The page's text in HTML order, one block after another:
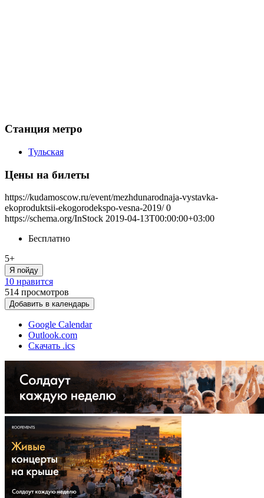
Станция метро
Тульская
Цены на билеты
https://kudamoscow.ru/event/mezhdunarodnaja-vystavka-
ekoproduktsii-ekogorodekspo-vesna-2019/ 0
https://schema.org/InStock 2019-04-13T00:00:00+03:00
Бесплатно
5+
Я пойду
10 нравится
514 просмотров
Добавить в календарь
Google Calendar
Outlook.com
Скачать .ics